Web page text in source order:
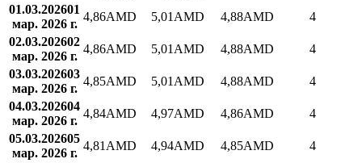
01.03.202601
мар. 2026 г.
4,86AMD 5,01 AMD 4,88AMD
4
02.03.202602
мар. 2026 г.
4,86AMD 5,01 AMD 4,88AMD
4
03.03.202603
мар. 2026 г.
4,85AMD 5,01 AMD 4,88AMD
4
04.03.202604
мар. 2026 г.
4,84AMD 4,97AMD 4,86AMD
4
05.03.202605
мар. 2026 г.
4,81 AMD 4,94AMD 4,85AMD
4